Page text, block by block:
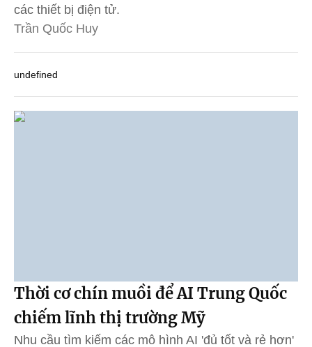
các thiết bị điện tử.
Trần Quốc Huy
undefined
Thời cơ chín muồi để AI Trung Quốc
chiếm lĩnh thị trường Mỹ
Nhu cầu tìm kiếm các mô hình AI 'đủ tốt và rẻ hơn'